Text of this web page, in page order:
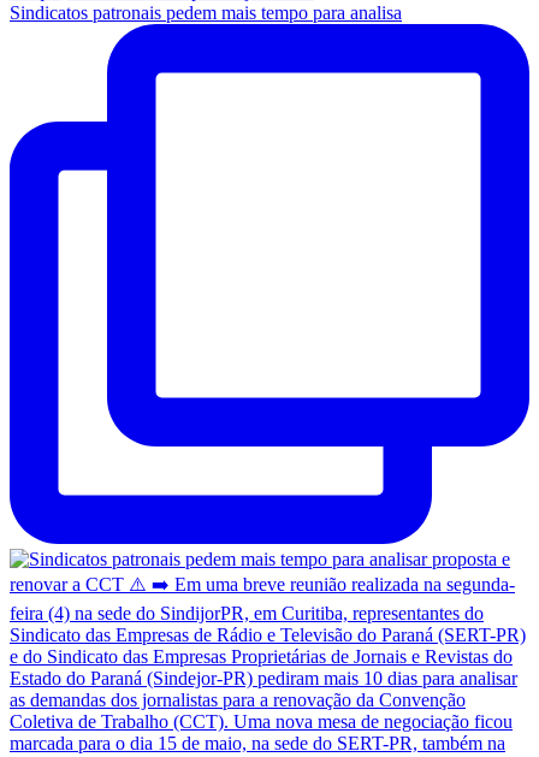
Sindicatos patronais pedem mais tempo para analisa